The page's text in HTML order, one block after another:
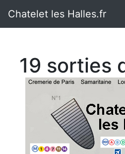
Chatelet les Halles.fr
19 sorties